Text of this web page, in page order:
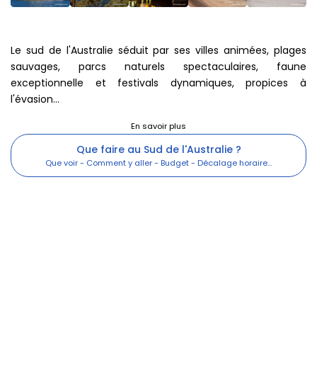
Le sud de l'Australie séduit par ses villes animées, plages
sauvages, parcs naturels spectaculaires, faune
exceptionnelle et festivals dynamiques, propices à
l'évasion...
Que faire au Sud de l'Australie ?